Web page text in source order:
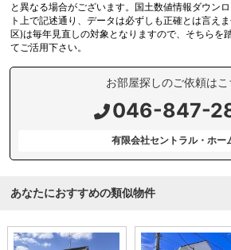
と異なる場合がございます。国土数値情報ダウン
ト上で記述通り、データは必ずしも正確とは言え
区)は毎年見直しの対象となりますので、そちらを
てご活用下さい。
お部屋探しのご依頼はこ
046-847-
有限会社セントラル・ホー
あなたにおすすめの類似物件